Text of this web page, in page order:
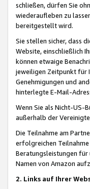
schließen, dürfen Sie
wiederaufleben zu
bereitgestellt wird.
Sie stellen sicher, dass
Website, einschließlich
können etwaige
jeweiligen Zeitpunkt für
Genehmigungen und
hinterlegte E-Mail-
Wenn Sie als Nicht-US-
außerhalb der
Die Teilnahme am
erfolgreichen
Beratungsleistungen für
Namen von Amazon
2. Links auf Ihrer